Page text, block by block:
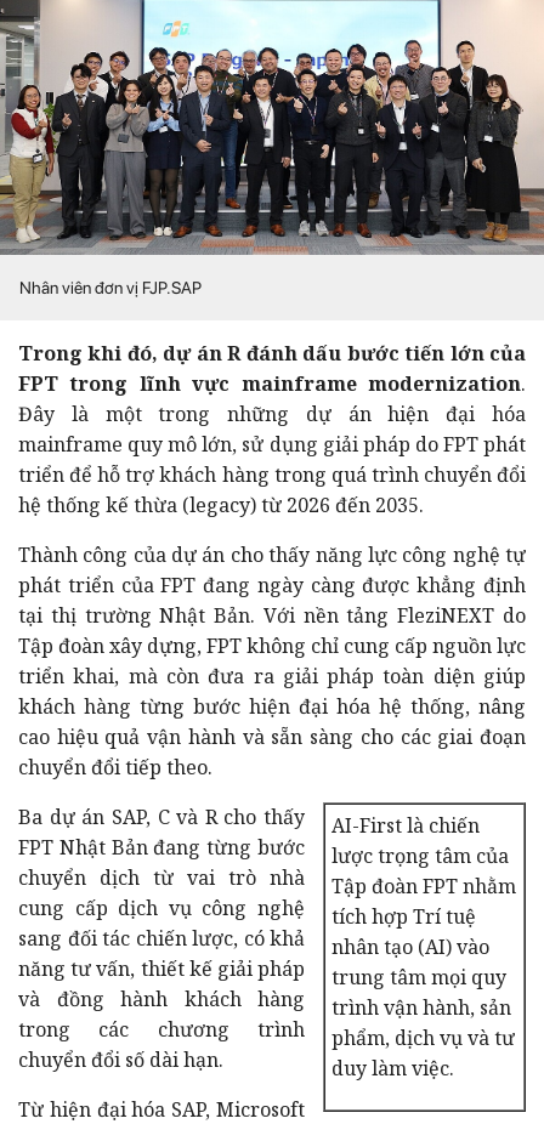
Nhân viên đơn vị FJP.SAP
Trong khi đó, dự án R đánh dấu bước tiến lớn của
FPT trong lĩnh vực mainframe modernization.
Đây là một trong những dự án hiện đại hóa
mainframe quy mô lớn, sử dụng giải pháp do FPT phát
triển để hỗ trợ khách hàng trong quá trình chuyển đổi
hệ thống kế thừa (legacy) từ 2026 đến 2035.
Thành công của dự án cho thấy năng lực công nghệ tự
phát triển của FPT đang ngày càng được khẳng định
tại thị trường Nhật Bản. Với nền tảng FleziNEXT do
Tập đoàn xây dựng, FPT không chỉ cung cấp nguồn lực
triển khai, mà còn đưa ra giải pháp toàn diện giúp
khách hàng từng bước hiện đại hóa hệ thống, nâng
cao hiệu quả vận hành và sẵn sàng cho các giai đoạn
chuyển đổi tiếp theo.
AI-First là chiến
lược trọng tâm của
Tập đoàn FPT nhằm
tích hợp Trí tuệ
nhân tạo (AI) vào
trung tâm mọi quy
trình vận hành, sản
phẩm, dịch vụ và tư
duy làm việc.
Ba dự án SAP, C và R cho thấy
FPT Nhật Bản đang từng bước
chuyển dịch từ vai trò nhà
cung cấp dịch vụ công nghệ
sang đối tác chiến lược, có khả
năng tư vấn, thiết kế giải pháp
và đồng hành khách hàng
trong các chương trình
chuyển đổi số dài hạn.
Từ hiện đại hóa SAP, Microsoft